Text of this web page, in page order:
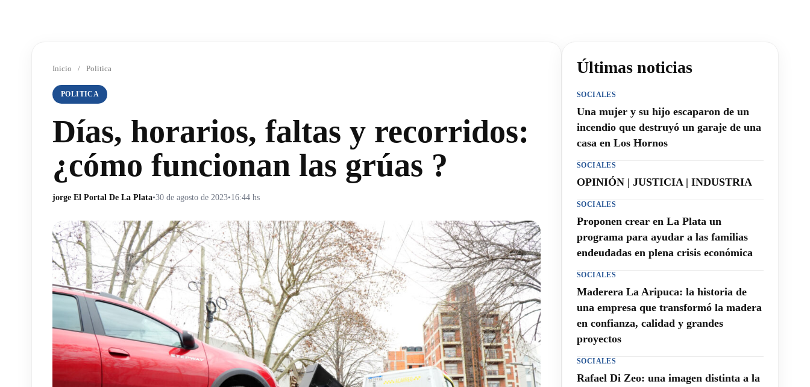
Inicio / Politica
POLITICA
Días, horarios, faltas y recorridos:
¿cómo funcionan las grúas ?
jorge El Portal De La Plata•30 de agosto de 2023•16:44 hs
Últimas noticias
SOCIALES
Una mujer y su hijo escaparon de un
incendio que destruyó un garaje de una
casa en Los Hornos
SOCIALES
OPINIÓN | JUSTICIA | INDUSTRIA
SOCIALES
Proponen crear en La Plata un
programa para ayudar a las familias
endeudadas en plena crisis económica
SOCIALES
Maderera La Aripuca: la historia de
una empresa que transformó la madera
en confianza, calidad y grandes
proyectos
SOCIALES
Rafael Di Zeo: una imagen distinta a la